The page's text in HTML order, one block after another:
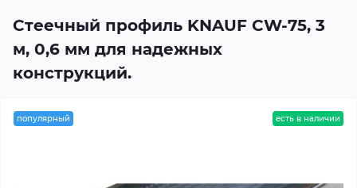
Стеечный профиль KNAUF CW-75, 3
м, 0,6 мм для надежных
конструкций.
популярный есть в наличии